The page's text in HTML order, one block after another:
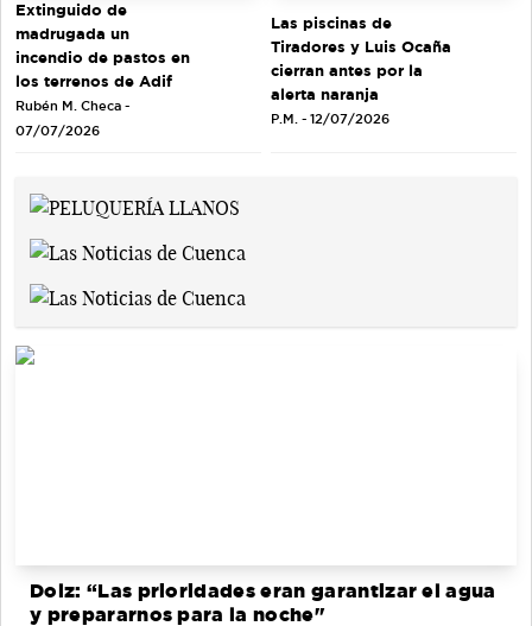
Extinguido de
madrugada un
incendio de pastos en
los terrenos de Adif
Rubén M. Checa -
07/07/2026
Las piscinas de
Tiradores y Luis Ocaña
cierran antes por la
alerta naranja
P.M. - 12/07/2026
Dolz: “Las prioridades eran garantizar el agua
y prepararnos para la noche"